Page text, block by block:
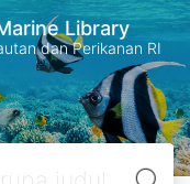
Library
dan Perikanan RI